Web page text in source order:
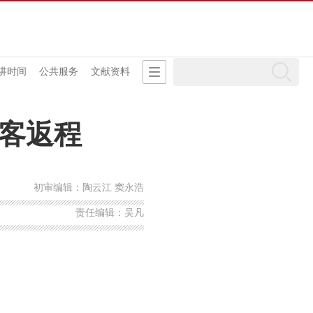
时间 公共服务 文献资料
返程
初审编辑：陶云江 窦永浩
责任编辑：吴凡